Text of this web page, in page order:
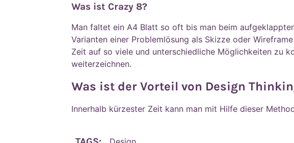
Was ist Crazy 8?
Man faltet ein A4 Blatt so oft bis man beim
Varianten einer Problemlösung als Skizze oder
Zeit auf so viele und unterschiedliche Möglichkeiten zu
weiterzeichnen.
Was ist der Vorteil von Design
Innerhalb kürzester Zeit kann man mit Hilfe dieser